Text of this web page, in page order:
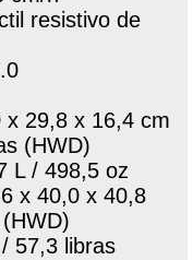
resistivo de
x 29,8 x 16,4 cm
(HWD)
L / 498,5 oz
x 40,0 x 40,8
57,3 libras